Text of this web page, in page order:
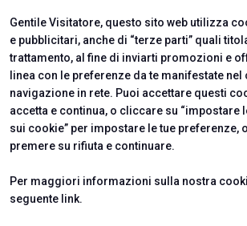
Gentile Visitatore, questo sito web utilizza
e pubblicitari, anche di “terze parti” quali
trattamento, al fine di inviarti promozioni e
linea con le preferenze da te manifestate
navigazione in rete. Puoi accettare questi
accetta e continua, o cliccare su “impostare
sui cookie” per impostare le tue preferenze,
premere su rifiuta e continuare.
Per maggiori informazioni sulla nostra
seguente link.